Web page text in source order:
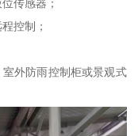
传感器；
控制；
外防雨控制柜或景观式